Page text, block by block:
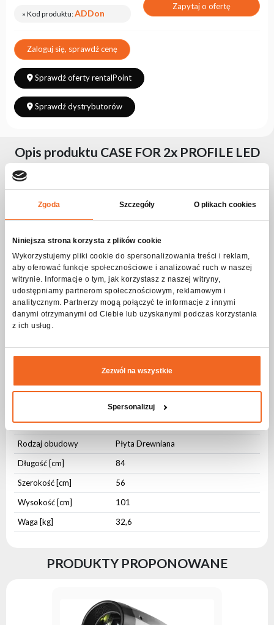
Zgoda Szczegóły O plikach cookies
Niniejsza strona korzysta z plików cookie
Wykorzystujemy pliki cookie do spersonalizowania treści i reklam,
aby oferować funkcje społecznościowe i analizować ruch w naszej
witrynie. Informacje o tym, jak korzystasz z naszej witryny,
udostępniamy partnerom społecznościowym, reklamowym i
analitycznym. Partnerzy mogą połączyć te informacje z innymi
danymi otrzymanymi od Ciebie lub uzyskanymi podczas korzystania
z ich usług.
Zezwól na wszystkie
Spersonalizuj
Częste
Wybierz
serię
» Kod produktu:ADDon
Zapytaj o ofertę
Zaloguj się, sprawdź cenę
Sprawdź oferty rentalPoint
Sprawdź dystrybutorów
Opis produktu CASE FOR 2x PROFILE LED
700
700. Dzięki przegrodom wewnętrznym, zapewnisz bezpieczne
stabilne kółka z blokadami, wygodne rączki umożliwiające jej
przenoszenie, a całość została wzmocniona aluminiowymi
profilami wraz z kulowymi narożniki, które dodatkowo
zabezpieczają konstrukcje, oraz chronią otoczenie dzięki
wyeliminowaniu ostrych krawędzi. Otwierane jest jednostronnie,
a odpowiedni kąt odchylenia sprawia, że górna część skrzyni nie
opada, zapewniając łatwy i wygodny dostęp do
przechowywanych rzeczy. Środek z przegrodami, wyściełany jest
miękką pianka techniczną, która doskonale zabezpiecza
przechowywane elementy przed uszkodzeniem.
Specyfikacja CASE FOR 2x PROFILE LED 700
Parametry fizyczne
IP20
Rodzaj obudowy
Aluminium
Rodzaj obudowy
Płyta Drewniana
Długość [cm]
84
Szerokość [cm]
56
Wysokość [cm]
101
Waga [kg]
32,6
PRODUKTY PROPONOWANE